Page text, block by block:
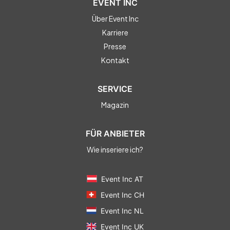
EVENT INC
Über Event Inc
Karriere
Presse
Kontakt
SERVICE
Magazin
FÜR ANBIETER
Wie inseriere ich?
Event Inc AT
Event Inc CH
Event Inc NL
Event Inc UK